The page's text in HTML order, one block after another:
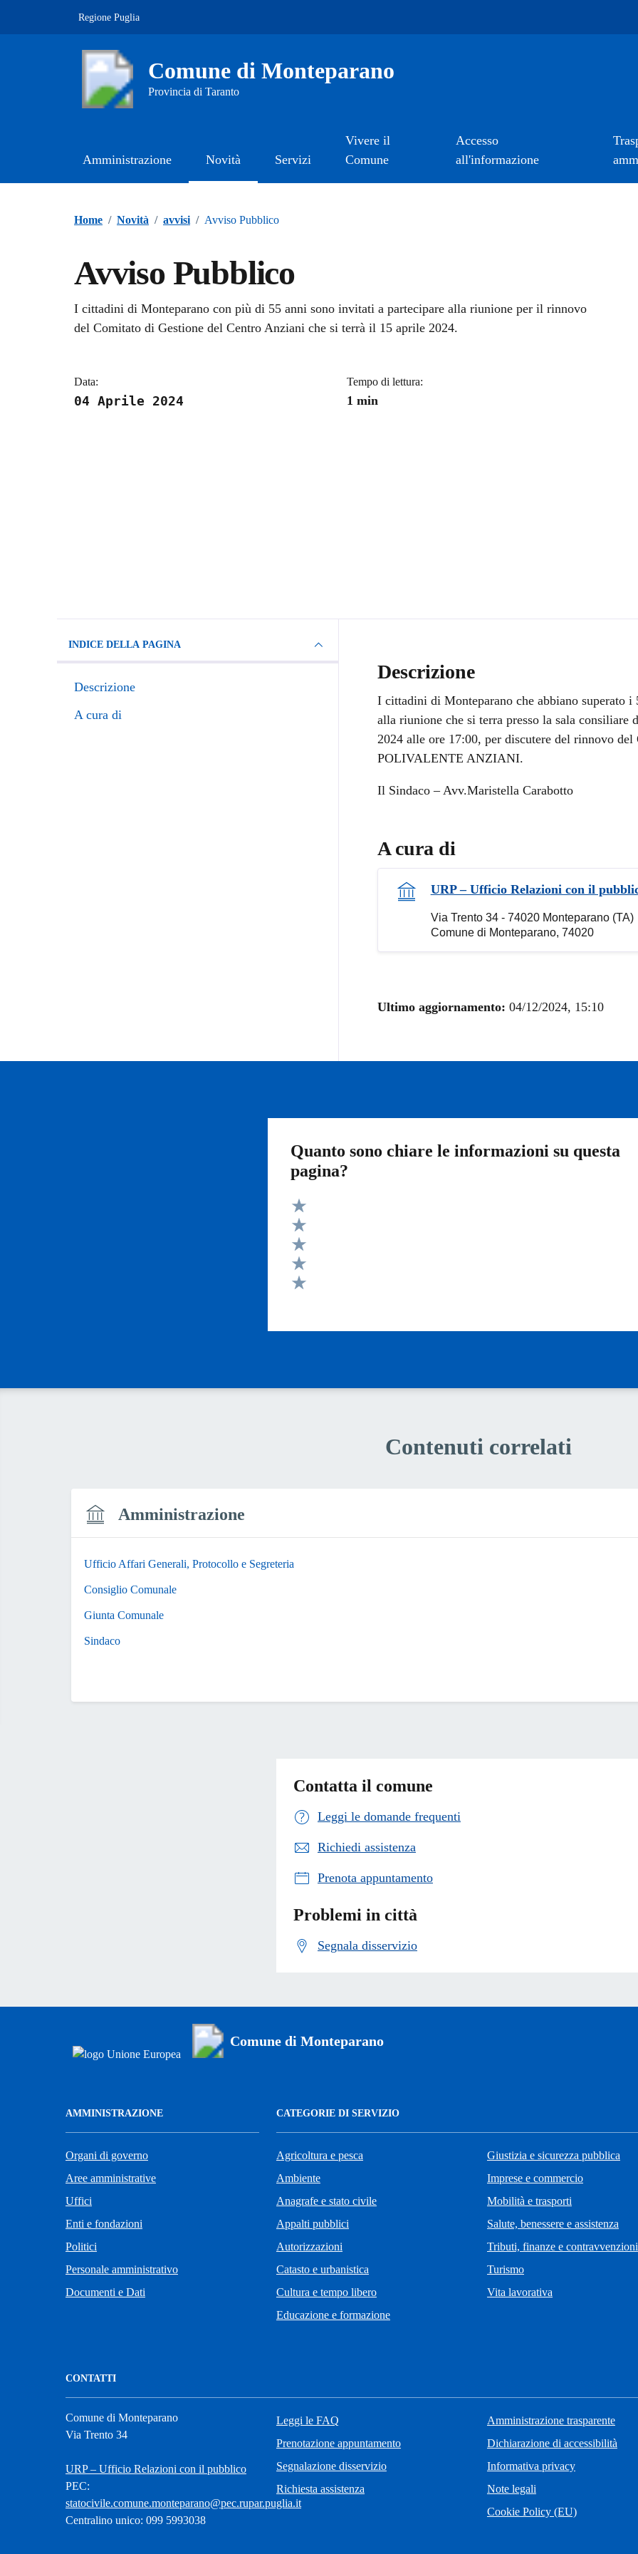
Regione Puglia
Comune di Monteparano
Provincia di Taranto
Amministrazione Novità Servizi
Vivere il
Comune
Accesso
all'informazione
Home / Novità / avvisi / Avviso Pubblico
Avviso Pubblico
Dettagli della notizia
I cittadini di Monteparano con più di 55 anni sono invitati a partecipare alla riunione per il rinnovo
del Comitato di Gestione del Centro Anziani che si terrà il 15 aprile 2024.
Data:
04 Aprile 2024
Tempo di lettura:
1 min
INDICE DELLA PAGINA
Descrizione
A cura di
Descrizione
I cittadini di Monteparano che abbiano superato i
alla riunione che si terra presso la sala consiliare
2024 alle ore 17:00, per discutere del rinnovo
POLIVALENTE ANZIANI.
Il Sindaco – Avv.Maristella Carabotto
A cura di
URP – Ufficio Relazioni con il
Via Trento 34 - 74020 Monteparano (TA)
Comune di Monteparano, 74020
Ultimo aggiornamento: 04/12/2024, 15:10
Quanto sono chiare le informazioni su questa
pagina?
Valuta 5 stelle su 5
Valuta 4 stelle su 5
Valuta 3 stelle su 5
Valuta 2 stelle su 5
Contenuti correlati
Amministrazione
Ufficio Affari Generali, Protocollo e Segreteria
Consiglio Comunale
Giunta Comunale
Sindaco
Contatta il comune
Leggi le domande frequenti
Richiedi assistenza
Prenota appuntamento
Problemi in città
Segnala disservizio
Comune di Monteparano
AMMINISTRAZIONE
Organi di governo
Aree amministrative
Uffici
Enti e fondazioni
Politici
Personale amministrativo
Documenti e Dati
CATEGORIE DI SERVIZIO
Agricoltura e pesca
Ambiente
Anagrafe e stato civile
Appalti pubblici
Autorizzazioni
Catasto e urbanistica
Cultura e tempo libero
Educazione e formazione
Giustizia e sicurezza pubblica
Imprese e commercio
Mobilità e trasporti
Salute, benessere e assistenza
Tributi, finanze e contravvenzioni
Turismo
Vita lavorativa
CONTATTI
Comune di Monteparano
Via Trento 34
URP – Ufficio Relazioni con il pubblico
PEC:
statocivile.comune.monteparano@pec.rupar.puglia.it
Centralino unico: 099 5993038
Leggi le FAQ
Prenotazione appuntamento
Segnalazione disservizio
Richiesta assistenza
Amministrazione trasparente
Dichiarazione di accessibilità
Informativa privacy
Note legali
Cookie Policy (EU)